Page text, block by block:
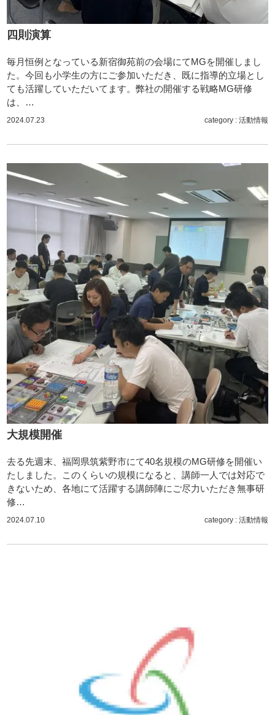
四則演算
毎月恒例となっている新宿御苑前の会場にてMGを開催しまし
た。今回も小学生の方にご参加いただき、既に指導的立場とし
ても活躍していただいてます。弊社の開催する戦略MG研修
は、…
2024.07.23 category : 活動情報
大規模開催
去る先週末、福岡県筑紫野市にて40名規模のMG研修を開催い
たしました。このくらいの規模になると、講師一人では対応で
きないため、各地にて活躍する講師陣にご尽力いただき無事研
修…
2024.07.10 category : 活動情報